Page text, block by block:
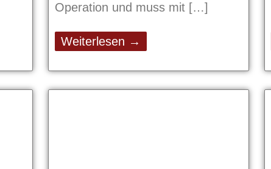
Operation und muss mit
Weiterlesen →